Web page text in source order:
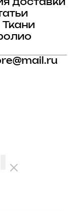
доставки
Ткани